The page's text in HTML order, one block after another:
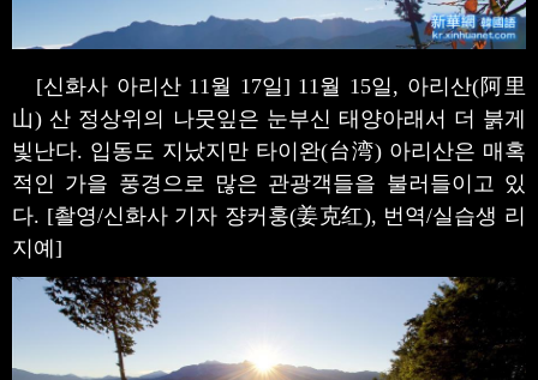
[신화사 아리산 11월 17일] 11월 15일, 아리산(阿里
山) 산 정상위의 나뭇잎은 눈부신 태양아래서 더 붉게
빛난다. 입동도 지났지만 타이완(台湾) 아리산은 매혹
적인 가을 풍경으로 많은 관광객들을 불러들이고 있
다. [촬영/신화사 기자 쟝커훙(姜克红), 번역/실습생 리
지예]